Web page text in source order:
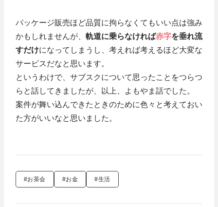
パッケージ販売ほど品質に拘らなくてもいい点は強み
かもしれませんが、 軌道に乗らなければ赤字を垂れ流
すだけになってしまうし、考えれば考えるほど大変な
サービスだなと思います。
というわけで、サブスクについて思ったことをつらつ
らと話してきましたが、以上、よもやま話でした。
案件が舞い込んできたときのために色々と考えておい
た方がいいなと思いました。
#お茶会 #お金 #生活